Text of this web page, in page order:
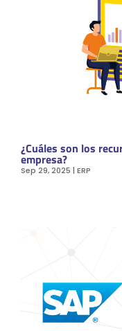
¿Cuáles son los
empresa?
Sep 29, 2025 |ERP